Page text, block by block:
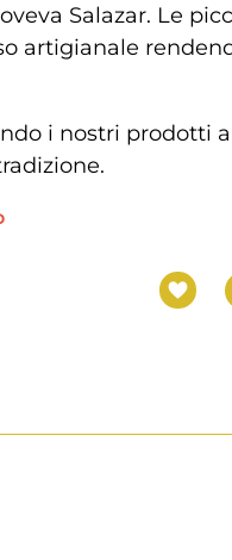
Salazar. Le
artigianale
i nostri prodotti